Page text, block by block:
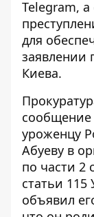
Telegram,
для
заявлении
Киева.
сообщение
уроженцу
Абуеву в
по части 2
статьи
объявил